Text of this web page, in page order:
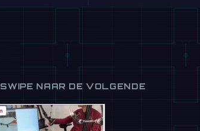
SWIPE NAAR DE VOLGENDE